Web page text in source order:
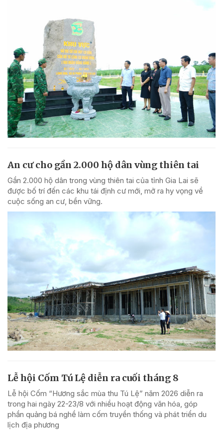
An cư cho gần 2.000 hộ dân vùng thiên tai
Gần 2.000 hộ dân trong vùng thiên tai của tỉnh Gia Lai sẽ
được bố trí đến các khu tái định cư mới, mở ra hy vọng về
cuộc sống an cư, bền vững.
Lễ hội Cốm Tú Lệ diễn ra cuối tháng 8
Lễ hội Cốm “Hương sắc mùa thu Tú Lệ” năm 2026 diễn ra
trong hai ngày 22-23/8 với nhiều hoạt động văn hóa, góp
phần quảng bá nghề làm cốm truyền thống và phát triển du
lịch địa phương